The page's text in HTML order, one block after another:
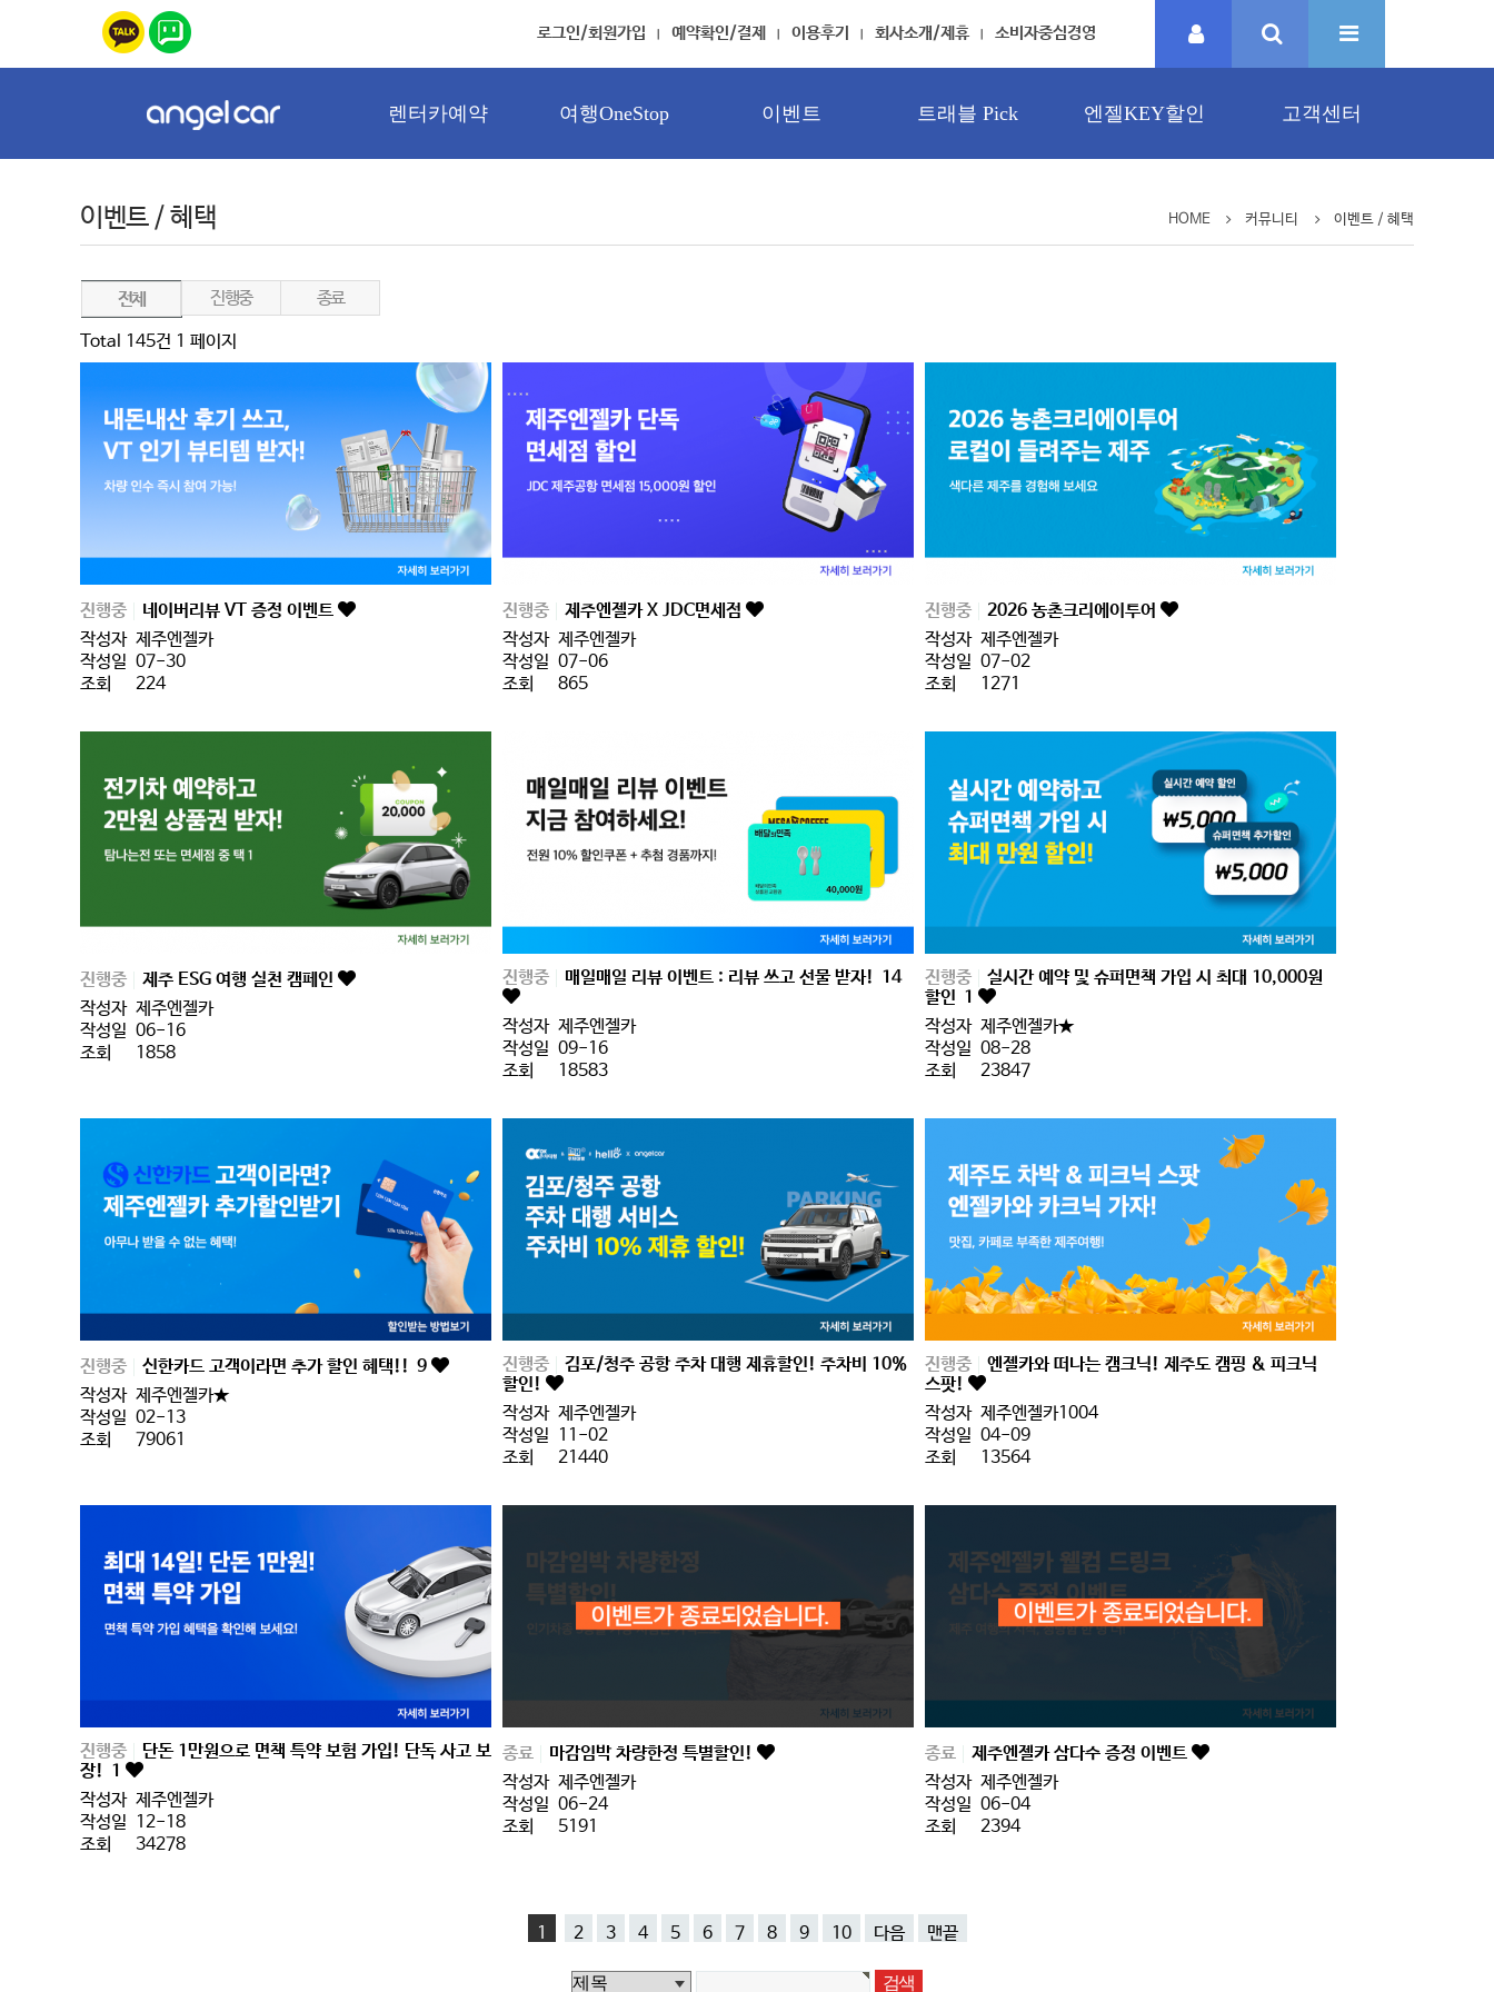
로그인/회원가입 예약확인/결제 이용후기 회사소개/제휴 소비자중심경영
렌터카예약 여행OneStop 이벤트 트래블 Pick 엔젤KEY할인 고객센터
이벤트 / 혜택 HOME 커뮤니티 이벤트 / 혜택
전체 진행중 종료
Total 145건 1 페이지
진행중
네이버리뷰 VT 증정 이벤트
작성자 제주엔젤카
작성일 07-30
조회
224
진행중
제주엔젤카 X JDC면세점
작성자 제주엔젤카
작성일 07-06
조회
865
진행중
2026 농촌크리에이투어
작성자 제주엔젤카
작성일 07-02
조회
1271
진행중
제주 ESG 여행 실천 캠페인
작성자 제주엔젤카
작성일 06-16
조회
1858
진행중 매일매일 리뷰 이벤트 : 리뷰 쓰고 선물 받자! 14
작성자 제주엔젤카
작성일 09-16
조회
18583
진행중
실시간 예약 및 슈퍼면책 가입 시 최대 10,000원
할인 1
작성자 제주엔젤카★
작성일 08-28
조회
23847
진행중 신한카드 고객이라면 추가 할인 혜택!! 9
작성자 제주엔젤카★
작성일 02-13
조회
79061
진행중
김포/청주 공항 주차 대행 제휴할인! 주차비 10%
할인!
작성자 제주엔젤카
작성일 11-02
조회
21440
진행중
엔젤카와 떠나는 캠크닉! 제주도 캠핑 & 피크닉
스팟!
작성자 제주엔젤카1004
작성일 04-09
조회
13564
진행중
단돈 1만원으로 면책 특약 보험 가입! 단독 사고 보
장! 1
작성자 제주엔젤카
작성일 12-18
조회
34278
종료
마감임박 차량한정 특별할인!
작성자 제주엔젤카
작성일 06-24
조회
5191
종료
제주엔젤카 삼다수 증정 이벤트
작성자 제주엔젤카
작성일 06-04
조회
2394
1 2 3 4 5 6 7 8 9 10 다음 맨끝